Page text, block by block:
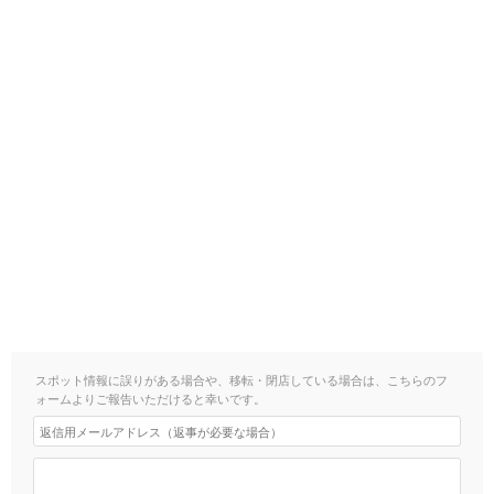
スポット情報に誤りがある場合や、移転・閉店している場合は、こちらのフ
ォームよりご報告いただけると幸いです。